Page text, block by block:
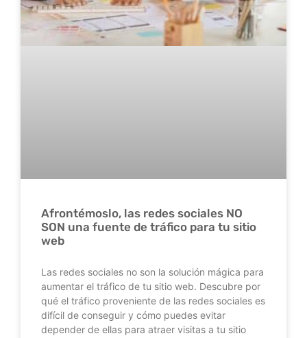
Afrontémoslo, las redes sociales NO
SON una fuente de tráfico para tu sitio
web
Las redes sociales no son la solución mágica para
aumentar el tráfico de tu sitio web. Descubre por
qué el tráfico proveniente de las redes sociales es
difícil de conseguir y cómo puedes evitar
depender de ellas para atraer visitas a tu sitio